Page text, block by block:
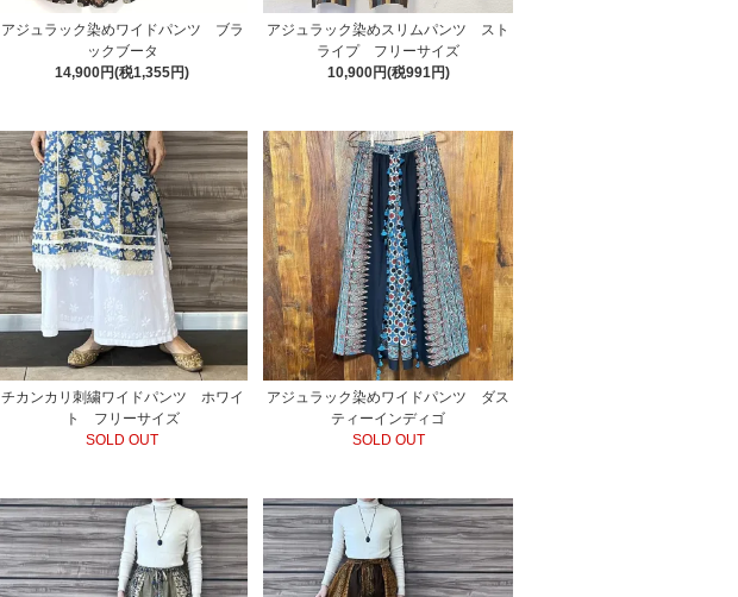
アジュラック染めワイドパンツ ブラ
ックブータ
14,900円(税1,355円)
アジュラック染めスリムパンツ スト
ライプ フリーサイズ
10,900円(税991円)
チカンカリ刺繍ワイドパンツ ホワイ
ト フリーサイズ
SOLD OUT
アジュラック染めワイドパンツ ダス
ティーインディゴ
SOLD OUT